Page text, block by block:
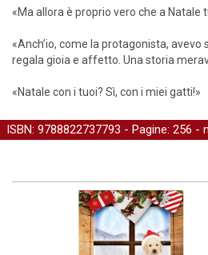
«Ma allora è proprio vero che a
«Anch’io, come la protagonista,
regala gioia e affetto. Una storia
«Natale con i tuoi? Sì, con i miei gatti!»
ISBN: 9788822737793 - Pagine: 256 -